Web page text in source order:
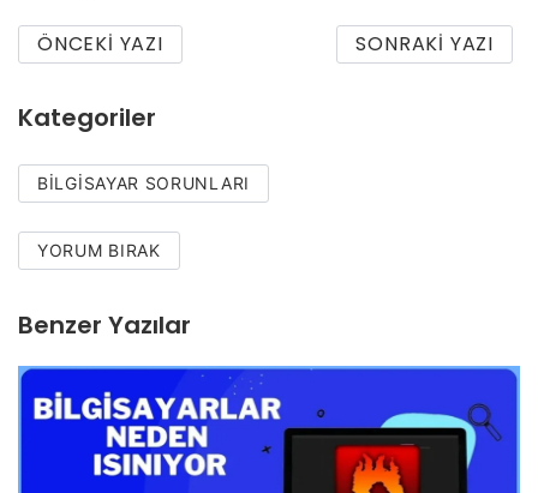
ÖNCEKI YAZI SONRAKI YAZI
Kategoriler
BILGISAYAR SORUNLARI
YORUM BIRAK
Benzer Yazılar